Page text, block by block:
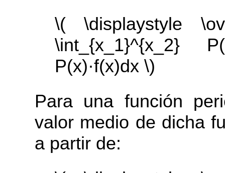
\( \displaystyle
\int_{x_1}^{x_2}
P(x)·f(x)dx \)
Para una función
valor medio de dicha
a partir de: